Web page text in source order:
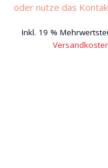
oder nutze das
Inkl. 19 %